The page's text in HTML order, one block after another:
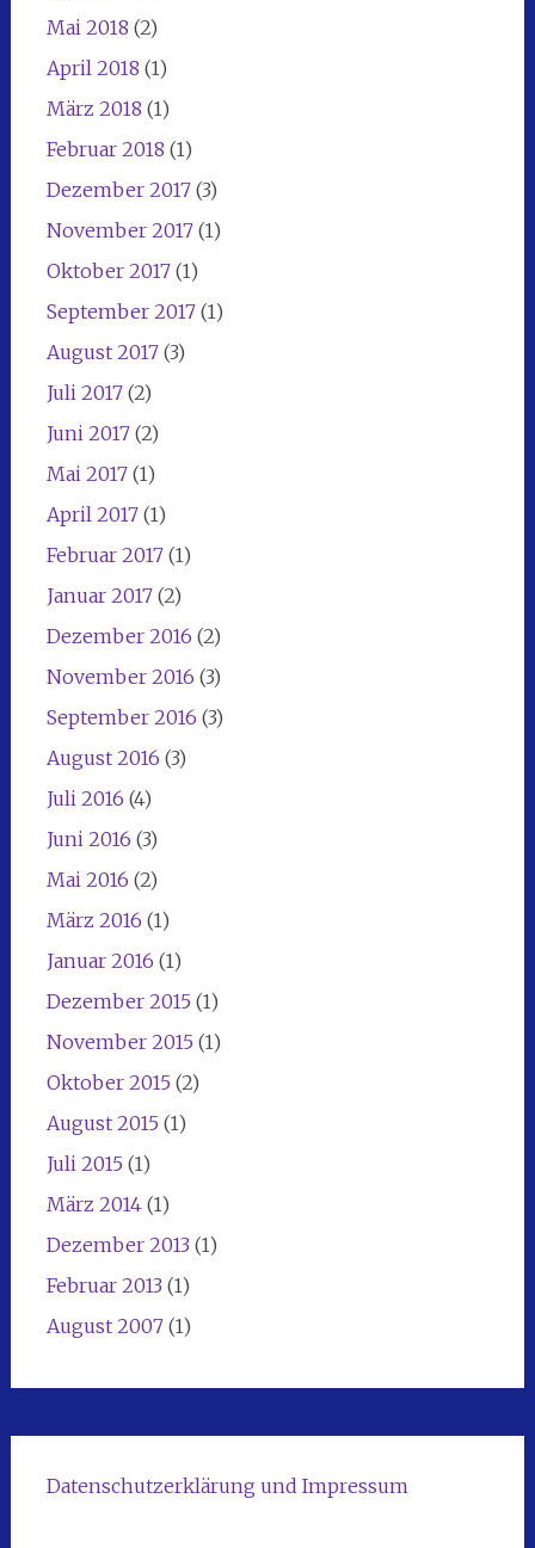
Mai 2018 (2)
April 2018 (1)
März 2018 (1)
Februar 2018 (1)
Dezember 2017(3)
November 2017(1)
Oktober 2017(1)
September 2017(1)
August 2017(3)
Juli 2017(2)
Juni 2017(2)
Mai 2017(1)
April 2017(1)
Februar 2017(1)
Januar 2017(2)
Dezember 2016 (2)
November 2016 (3)
September 2016 (3)
August 2016 (3)
Juli 2016 (4)
Juni 2016 (3)
Mai 2016 (2)
März 2016 (1)
Januar 2016 (1)
Dezember 2015 (1)
November 2015 (1)
Oktober 2015 (2)
August 2015 (1)
Juli 2015 (1)
März 2014(1)
Dezember 2013 (1)
Februar 2013 (1)
August 2007(1)
Datenschutzerklärung und Impressum